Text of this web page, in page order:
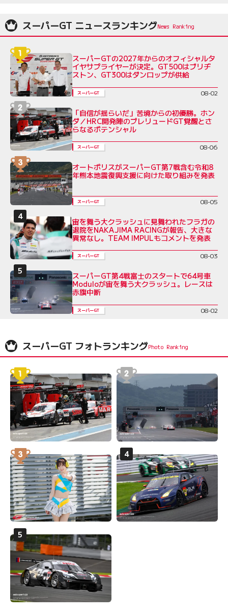
スーパーGT ニュースランキング
スーパーGTの2027年からのオフィシャルタ
イヤサプライヤーが決定。GT500はブリヂ
ストン、GT300はダンロップが供給
スーパーGT 08-02
「自信が揺らいだ」苦境からの初優勝。ホン
ダ／HRC開発陣のプレリュードGT覚醒とさ
らなるポテンシャル
スーパーGT 08-06
オートポリスがスーパーGT第7戦含む令和8
年熊本地震復興支援に向けた取り組みを発表
スーパーGT 08-05
宙を舞う大クラッシュに見舞われたフラガの
退院をNAKAJIMA RACINGが報告、大きな
異常なし。TEAM IMPULもコメントを発表
スーパーGT 08-03
スーパーGT第4戦富士のスタートで64号車
Moduloが宙を舞う大クラッシュ。レースは
赤旗中断
スーパーGT 08-02
スーパーGT フォトランキング